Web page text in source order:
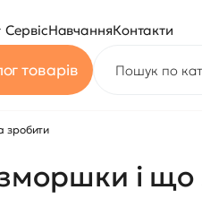
СервісНавчанняКонтакти
товарів
зробити
і